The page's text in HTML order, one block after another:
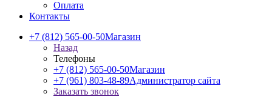
Оплата
Контакты
+7 (812) 565-00-50Магазин
Назад
Телефоны
+7 (812) 565-00-50Магазин
+7 (961) 803-48-89Администратор сайта
Заказать звонок